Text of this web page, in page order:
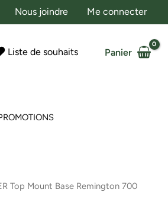
Nous joindre Me connecter
Liste de souhaits Panier
Top Mount Base Remington 700